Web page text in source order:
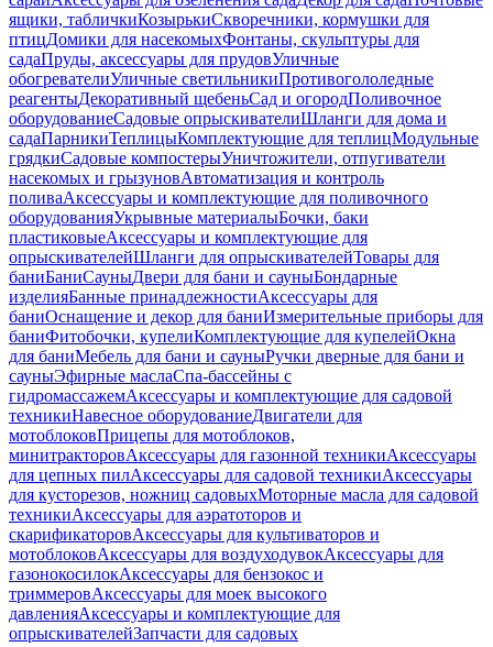
ящики, табличкиКозырькиСкворечники, кормушки для
птицДомики для насекомыхФонтаны, скульптуры для
садаПруды, аксессуары для прудовУличные
обогревателиУличные светильникиПротивогололедные
реагентыДекоративный щебеньСад и огородПоливочное
оборудованиеСадовые опрыскивателиШланги для дома и
садаПарникиТеплицыКомплектующие для теплицМодульные
грядкиСадовые компостерыУничтожители, отпугиватели
насекомых и грызуновАвтоматизация и контроль
поливаАксессуары и комплектующие для поливочного
оборудованияУкрывные материалыБочки, баки
пластиковыеАксессуары и комплектующие для
опрыскивателейШланги для опрыскивателейТовары для
баниБаниСауныДвери для бани и сауныБондарные
изделияБанные принадлежностиАксессуары для
баниОснащение и декор для баниИзмерительные приборы для
баниФитобочки, купелиКомплектующие для купелейОкна
для баниМебель для бани и сауныРучки дверные для бани и
сауныЭфирные маслаСпа-бассейны с
гидромассажемАксессуары и комплектующие для садовой
техникиНавесное оборудованиеДвигатели для
мотоблоковПрицепы для мотоблоков,
минитракторовАксессуары для газонной техникиАксессуары
для цепных пилАксессуары для садовой техникиАксессуары
для кусторезов, ножниц садовыхМоторные масла для садовой
техникиАксессуары для аэратоторов и
скарификаторовАксессуары для культиваторов и
мотоблоковАксессуары для воздуходувокАксессуары для
газонокосилокАксессуары для бензокос и
триммеровАксессуары для моек высокого
давленияАксессуары и комплектующие для
опрыскивателейЗапчасти для садовых